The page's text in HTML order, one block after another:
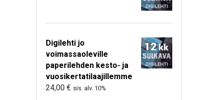
Digilehti jo
voimassaoleville
paperilehden kesto- ja
vuosikertatilaajillemme
24,00 € sis. alv. 10%